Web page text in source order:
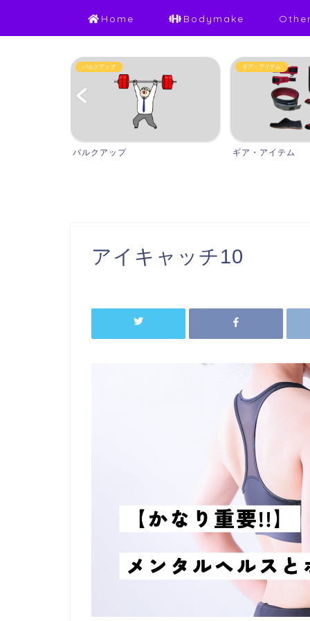
Home Bodymake Other
ギア・アイテム
ギア・アイテム
Other
Other
アイキャッチ10